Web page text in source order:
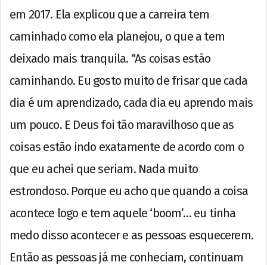
em 2017. Ela explicou que a carreira tem
caminhado como ela planejou, o que a tem
deixado mais tranquila. “As coisas estão
caminhando. Eu gosto muito de frisar que cada
dia é um aprendizado, cada dia eu aprendo mais
um pouco. E Deus foi tão maravilhoso que as
coisas estão indo exatamente de acordo com o
que eu achei que seriam. Nada muito
estrondoso. Porque eu acho que quando a coisa
acontece logo e tem aquele ‘boom’… eu tinha
medo disso acontecer e as pessoas esquecerem.
Então as pessoas já me conheciam, continuam